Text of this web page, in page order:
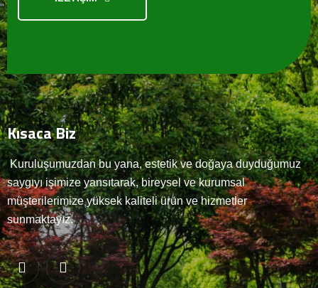
KısacaBiz
Kuruluşumuzdan bu yana, estetik ve doğaya duyduğumuz
saygıyı işimize yansıtarak, bireysel ve kurumsal
müşterilerimize yüksek kaliteli ürün ve hizmetler
sunmaktayız.